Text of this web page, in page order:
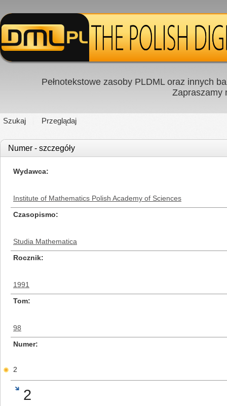
Pełnotekstowe zasoby PLDML oraz innych
Zapraszamy
Szukaj Przeglądaj
Numer - szczegóły
Wydawca
Institute of Mathematics Polish Academy of Sciences
Czasopismo
Studia Mathematica
Rocznik
1991
Tom
98
Numer
2
2